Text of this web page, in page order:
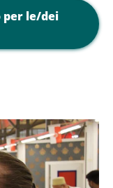
per le/dei